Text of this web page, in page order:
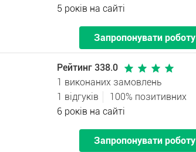
5 років на сайті
Запропонувати роботу
Рейтинг 338.0
1 виконаних замовлень
1 відгуків
100% позитивних
6 років на сайті
Запропонувати роботу